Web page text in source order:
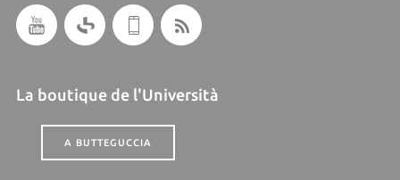
La boutique de l'Università
A BUTTEGUCCIA